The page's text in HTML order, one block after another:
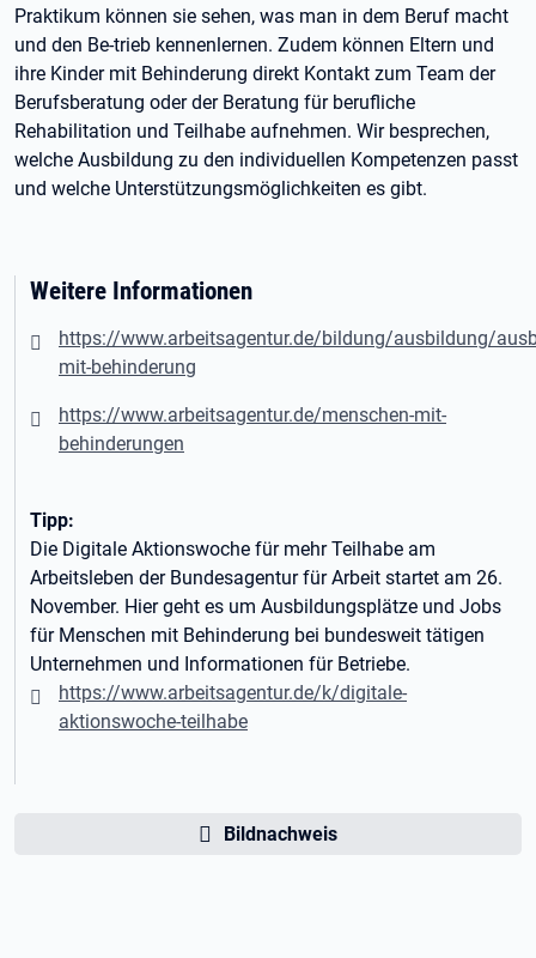
Praktikum können sie sehen, was man in dem Beruf macht
und den Be-trieb kennenlernen. Zudem können Eltern und
ihre Kinder mit Behinderung direkt Kontakt zum Team der
Berufsberatung oder der Beratung für berufliche
Rehabilitation und Teilhabe aufnehmen. Wir besprechen,
welche Ausbildung zu den individuellen Kompetenzen passt
und welche Unterstützungsmöglichkeiten es gibt.
Weitere Informationen
https://www.arbeitsagentur.de/bildung/ausbildung/
mit-behinderung
https://www.arbeitsagentur.de/menschen-mit-
behinderungen
Tipp:
Die Digitale Aktionswoche für mehr Teilhabe am
Arbeitsleben der Bundesagentur für Arbeit startet am 26.
November. Hier geht es um Ausbildungsplätze und Jobs
für Menschen mit Behinderung bei bundesweit tätigen
Unternehmen und Informationen für Betriebe.
https://www.arbeitsagentur.de/k/digitale-
aktionswoche-teilhabe
Bildnachweis